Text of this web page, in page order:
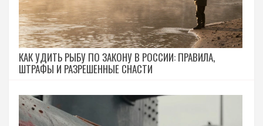
КАК УДИТЬ РЫБУ ПО ЗАКОНУ В РОССИИ: ПРАВИЛА,
ШТРАФЫ И РАЗРЕШЕННЫЕ СНАСТИ